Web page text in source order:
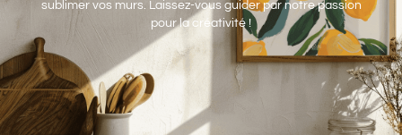
sublimer vos murs. Laissez-vous guider par notre passion
pour la créativité !